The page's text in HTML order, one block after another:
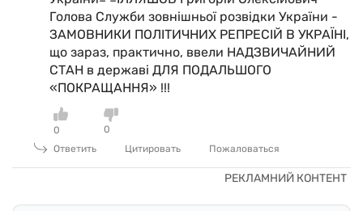
Голова Служби зовнішньої розвідки України -
ЗАМОВНИКИ ПОЛІТИЧНИХ РЕПРЕСІЙ В УКРАЇНІ,
що зараз, практично, ввели НАДЗВИЧАЙНИЙ
СТАН в державі ДЛЯ ПОДАЛЬШОГО
«ПОКРАЩАННЯ» !!!
0
0
Ответить
Цитировать Пожаловаться